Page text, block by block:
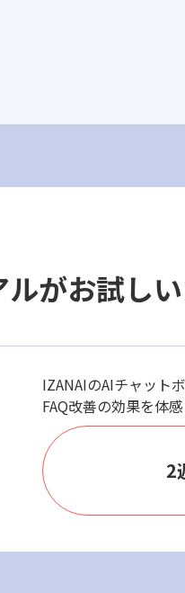
がお試し
IZANAIのAIチャット
FAQ改善の効果を体
2